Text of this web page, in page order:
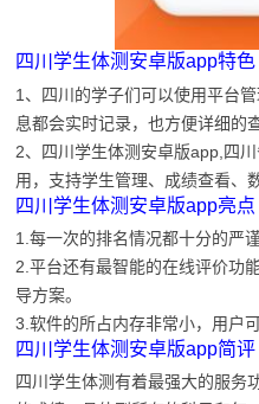
四川学生体测安卓版app特色
1、四川的学子们可以使用平台
息都会实时记录，也方便详细的查
2、四川学生体测安卓版app,四
用，支持学生管理、成绩查看、
四川学生体测安卓版app亮点
1.每一次的排名情况都十分的严
2.平台还有最智能的在线评价功
导方案。
3.软件的所占内存非常小，用户
四川学生体测安卓版app简评
四川学生体测有着最强大的服务